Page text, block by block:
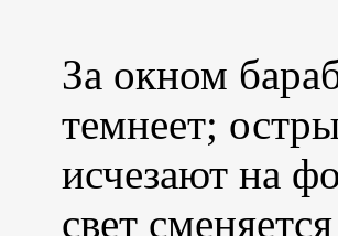
За окном
темнеет;
исчезают на
свет